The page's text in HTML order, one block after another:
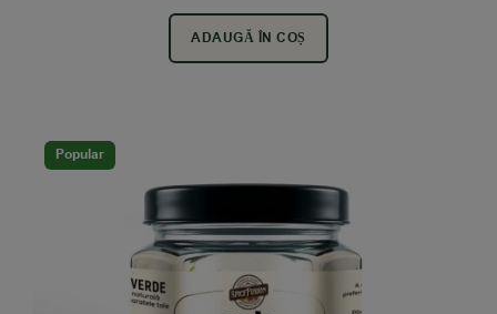
ADAUGĂ ÎN COȘ
Popular